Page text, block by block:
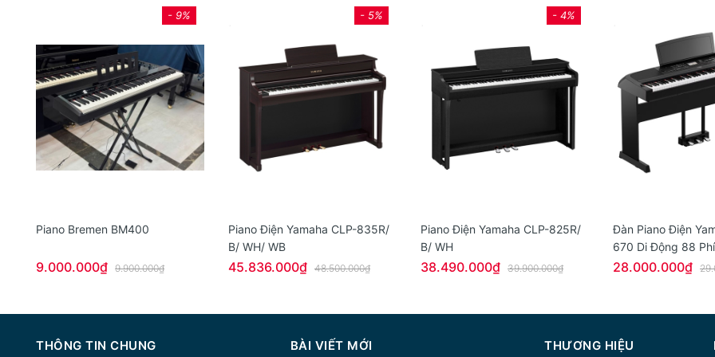
- 9%
Piano Bremen BM400
9.000.000₫ 9.900.000₫
- 5%
Piano Điện Yamaha CLP-835R/
B/ WH/ WB
45.836.000₫ 48.500.000₫
- 4%
Piano Điện Yamaha CLP-825R/
B/ WH
38.490.000₫ 39.900.000₫
Đàn Piano Điện
670 Di Động 88
Portable Grand
28.000.000₫
THÔNG TIN CHUNG BÀI VIẾT MỚI THƯƠNG HIỆU